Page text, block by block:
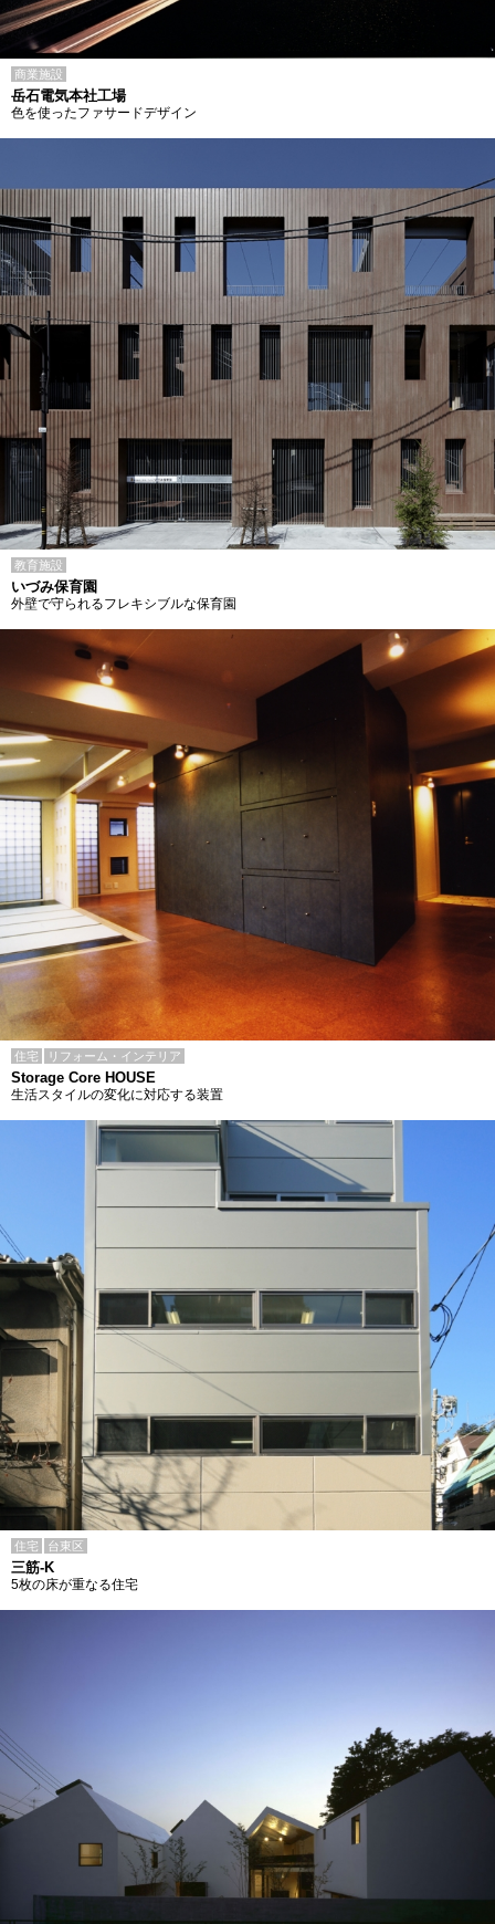
商業施設
岳石電気本社工場
色を使ったファサードデザイン
教育施設
いづみ保育園
外壁で守られるフレキシブルな保育園
住宅 リフォーム・インテリア
Storage Core HOUSE
生活スタイルの変化に対応する装置
住宅 台東区
三筋-K
5枚の床が重なる住宅